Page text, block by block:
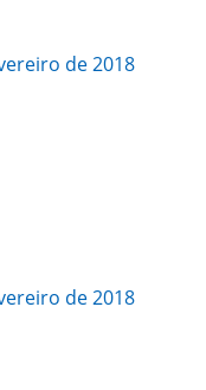
de 2018
de 2018